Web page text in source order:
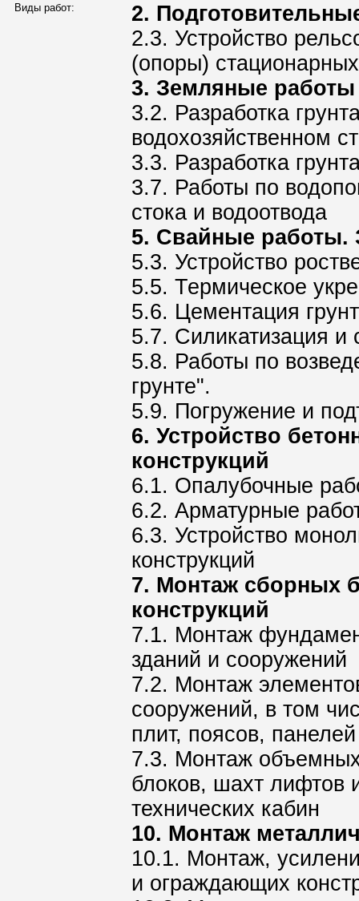
Виды работ:
2.
2.3. Устройство
(опоры)
3. Земляные работы
3.2. Разработка
водохозяйственном
3.3. Разработка
3.7. Работы по
стока и водоотвода
5. Свайные работы.
5.3. Устройство
5.5. Термическое
5.6. Цементация
5.7. Силикатизация и
5.8. Работы по
грунте".
5.9. Погружение и
6. Устройство
конструкций
6.1. Опалубочные
6.2. Арматурные
6.3. Устройство
конструкций
7. Монтаж сборных
конструкций
7.1. Монтаж
зданий и сооружений
7.2. Монтаж
сооружений, в том
плит, поясов,
7.3. Монтаж
блоков, шахт лифтов
технических кабин
10. Монтаж
10.1. Монтаж,
и ограждающих